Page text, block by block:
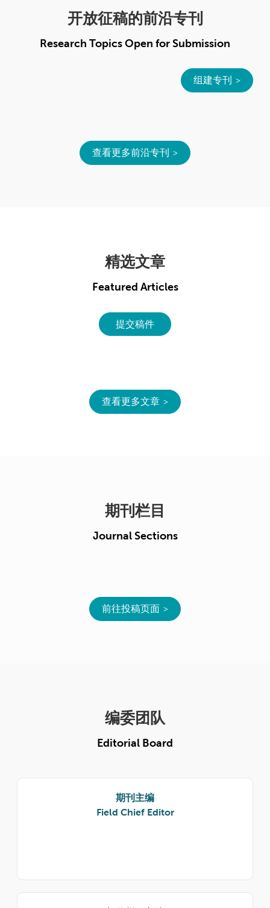
开放征稿的前沿专刊
Research Topics Open for Submission
组建专刊
查看更多前沿专刊
精选文章
Featured Articles
提交稿件
查看更多文章
期刊栏目
Journal Sections
前往投稿页面
编委团队
Editorial Board
期刊主编
Field Chief Editor